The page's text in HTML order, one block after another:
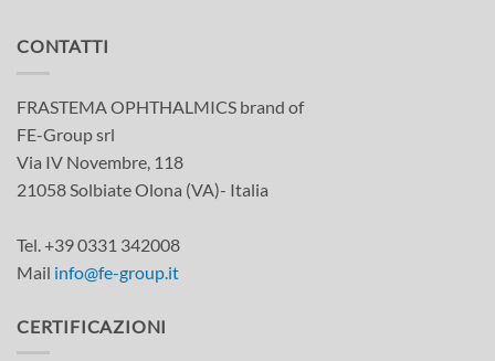
CONTATTI
FRASTEMA OPHTHALMICS brand of
FE-Group srl
Via IV Novembre, 118
21058 Solbiate Olona (VA)- Italia
Tel. +39 0331 342008
Mail info@fe-group.it
CERTIFICAZIONI